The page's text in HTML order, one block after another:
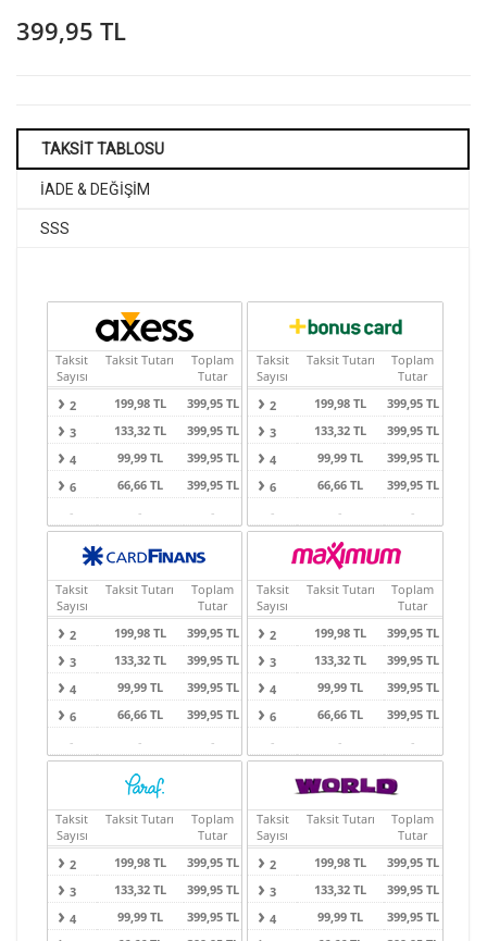
399,95 TL
TAKSİT TABLOSU
İADE & DEĞİŞİM
SSS
Taksit
Sayısı
2
3
4
6
-
Taksit Tutarı
199,98 TL
133,32 TL
99,99 TL
66,66 TL
-
Toplam
Tutar
399,95 TL
399,95 TL
399,95 TL
399,95 TL
-
Taksit
Sayısı
2
3
4
6
-
Taksit Tutarı
199,98 TL
133,32 TL
99,99 TL
66,66 TL
-
Toplam
Tutar
399,95 TL
399,95 TL
399,95 TL
399,95 TL
-
Taksit
Sayısı
2
3
4
6
-
Taksit Tutarı
199,98 TL
133,32 TL
99,99 TL
66,66 TL
-
Toplam
Tutar
399,95 TL
399,95 TL
399,95 TL
399,95 TL
-
Taksit
Sayısı
2
3
4
6
-
Taksit Tutarı
199,98 TL
133,32 TL
99,99 TL
66,66 TL
-
Toplam
Tutar
399,95 TL
399,95 TL
399,95 TL
399,95 TL
-
Taksit
Sayısı
2
3
4
Taksit Tutarı
199,98 TL
133,32 TL
99,99 TL
Toplam
Tutar
399,95 TL
399,95 TL
399,95 TL
Taksit
Sayısı
2
3
4
Taksit Tutarı
199,98 TL
133,32 TL
99,99 TL
Toplam
Tutar
399,95 TL
399,95 TL
399,95 TL